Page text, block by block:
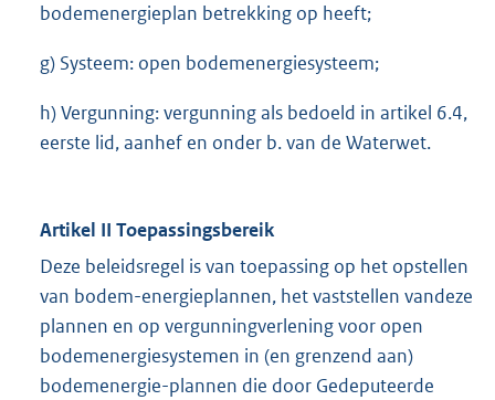
bodemenergieplan betrekking op heeft;
g) Systeem: open bodemenergiesysteem;
h) Vergunning: vergunning als bedoeld in artikel 6.4,
eerste lid, aanhef en onder b. van de Waterwet.
Artikel II Toepassingsbereik
Deze beleidsregel is van toepassing op het opstellen
van bodem-energieplannen, het vaststellen vandeze
plannen en op vergunningverlening voor open
bodemenergiesystemen in (en grenzend aan)
bodemenergie-plannen die door Gedeputeerde